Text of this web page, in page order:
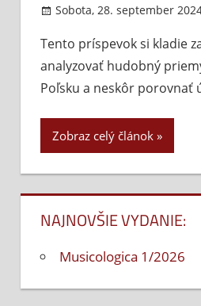
Sobota, 28. september
Tento príspevok si kladie
analyzovať hudobný
Poľsku a neskôr porovnať
Zobraz celý článok
NAJNOVŠIE VYDANIE:
Musicologica 1/2026